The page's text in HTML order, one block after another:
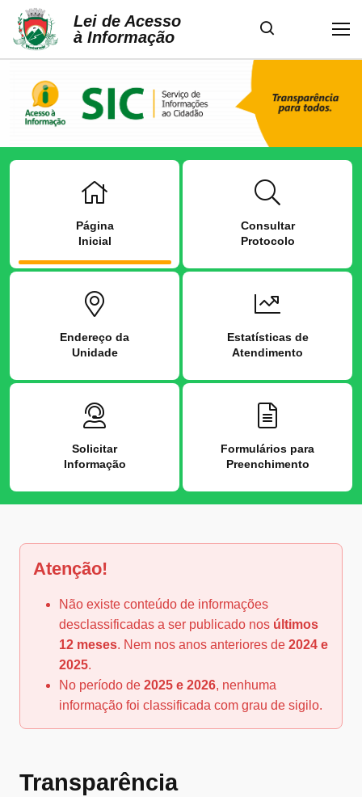
Lei de Acesso
à Informação
Página
Inicial
Consultar
Protocolo
Endereço da
Unidade
Estatísticas de
Atendimento
Solicitar
Informação
Formulários para
Preenchimento
Atenção!
Não existe conteúdo de informações
desclassificadas a ser publicado nos últimos
12 meses. Nem nos anos anteriores de 2024 e
2025.
No período de 2025 e 2026, nenhuma
informação foi classificada com grau de sigilo.
Transparência